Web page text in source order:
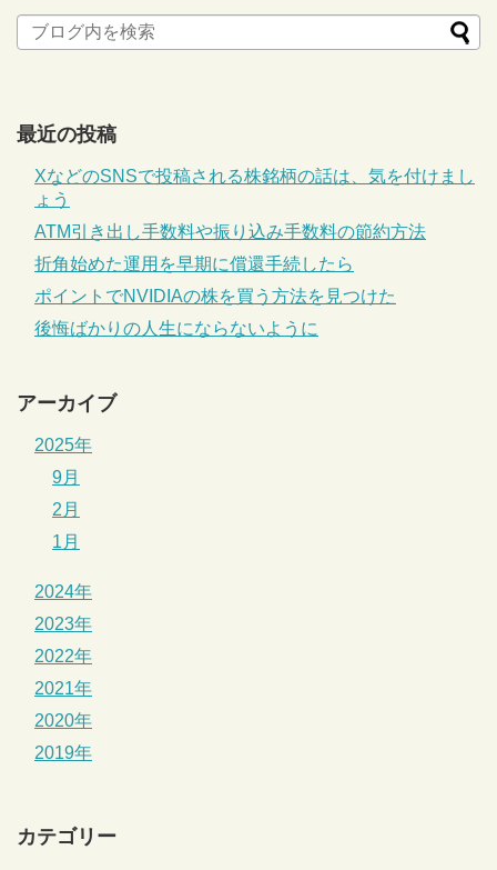
最近の投稿
XなどのSNSで投稿される株銘柄の話は、気を付けまし
ょう
ATM引き出し手数料や振り込み手数料の節約方法
折角始めた運用を早期に償還手続したら
ポイントでNVIDIAの株を買う方法を見つけた
後悔ばかりの人生にならないように
アーカイブ
2025年
9月
2月
1月
2024年
2023年
2022年
2021年
2020年
2019年
カテゴリー